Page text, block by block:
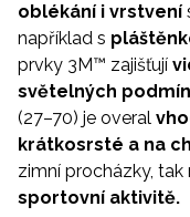
oblékání i vrstvení
například s
prvky 3M™ zajišťují
světelných
(27–70) je overal
krátkosrsté a na
zimní procházky, tak
sportovní aktivitě.